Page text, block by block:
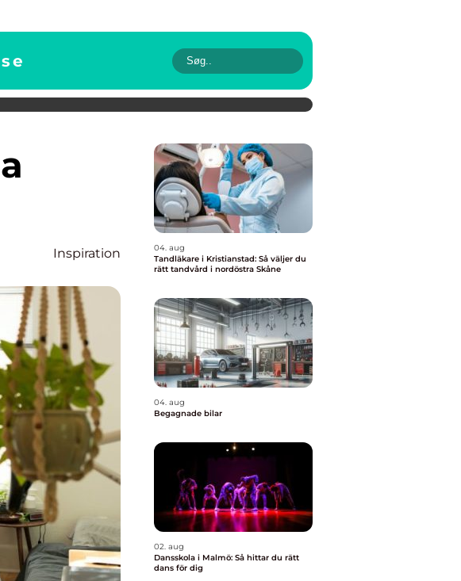
se
Inspiration
04. aug
Tandläkare i Kristianstad: Så väljer du
rätt tandvård i nordöstra Skåne
04. aug
Begagnade bilar
02. aug
Dansskola i Malmö: Så hittar du rätt
dans för dig